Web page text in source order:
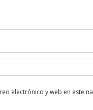
electrónico y web en este